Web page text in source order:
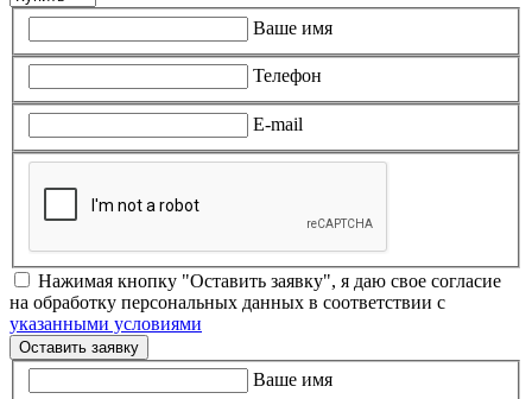
Ваше имя
Телефон
E-mail
Нажимая кнопку "Оставить заявку", я даю свое согласие
на обработку персональных данных в соответствии с
указанными условиями
Оставить заявку
Ваше имя